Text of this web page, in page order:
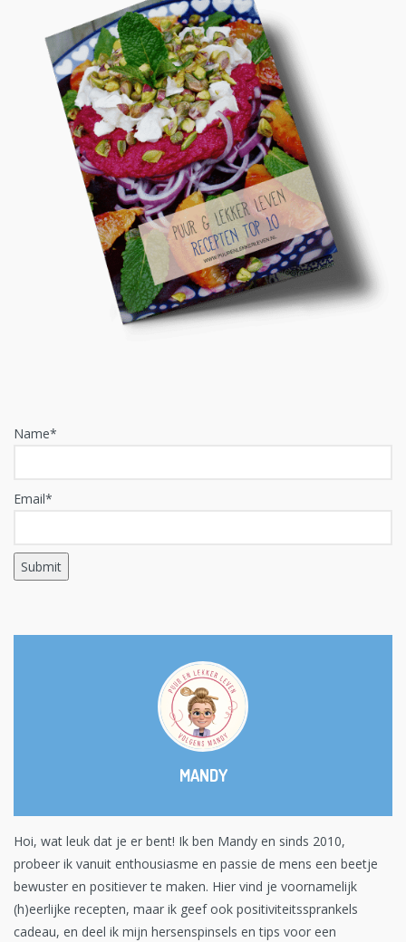
Name*
Email*
MANDY
Hoi, wat leuk dat je er bent! Ik ben Mandy en sinds 2010,
probeer ik vanuit enthousiasme en passie de mens een beetje
bewuster en positiever te maken. Hier vind je voornamelijk
(h)eerlijke recepten, maar ik geef ook positiviteitssprankels
cadeau, en deel ik mijn hersenspinsels en tips voor een